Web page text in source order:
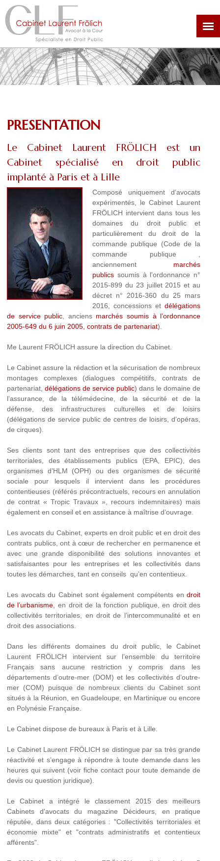
Aller
au
contenu
principal
PRESENTATION
Le Cabinet Laurent FRÖLICH est un
Cabinet spécialisé en droit public
implanté à Paris et à Lille
Composé uniquement d’avocats
expérimentés, le Cabinet Laurent
FRÖLICH intervient dans tous les
domaines du droit public et
particulièrement du droit de la
commande publique (Code de la
commande publique ,
anciennement marchés
publicssoumis à l'ordonnance n°
2015-899 du 23 juillet 2015 et au
décret n° 2016-360 du 25 mars
2016, concessions etdélégations
de service public , anciens marchés soumis à l’ordonnance
2005-649 du 6 juin 2005, contrats de partenariat).
Me Laurent FRÖLICH assure la direction du Cabinet.
Le Cabinet assure la rédaction et la sécurisation de nombreux
montages complexes (dialogues compétitifs, contrats de
partenariat, délégations de service public) dans le domaine de
l’assurance, de la télémédecine, de la sécurité et de la
défense, des infrastructures culturelles et de loisirs
(délégations de service public de centres de loisirs, d’opéras,
de cirques).
Ses clients sont tant des entreprises que des collectivités
territoriales, des établissements publics (EPA, EPIC), des
organismes d’HLM (OPH) ou des organismes de sécurité
sociale pour lesquels il intervient dans les procédures
contentieuses (référés précontractuels, recours en annulation
de contrat « Tropic Travaux », recours indemnitaires) mais
également en conseil et en assistance à maîtrise d’ouvrage.
Les avocats du Cabinet, experts en droit public et en droit des
contrats publics, ont à cœur de rechercher en permanence et
avec une grande disponibilité des solutions innovantes et
satisfaisantes pour les entreprises et les collectivités dans
toutes les démarches, tant en conseils qu’en contentieux.
Les avocats du Cabinet sont également compétents endroit
de l’urbanisme , en droit de la fonction publique, en droit des
collectivités territoriales, en droit de l’intercommunalité et en
droit des associations.
Dans les différents domaines du droit public, le Cabinet
Laurent FRÖLICH intervient sur l’ensemble du territoire
Français sans aucune restriction y compris dans les
départements d’outre-mer (DOM) et les collectivités d’outre-
mer (COM) puisque de nombreux clients du Cabinet sont
situés à la Réunion, en Guadeloupe, en Martinique ou encore
en Polynésie Française.
Le Cabinet dispose de bureaux à Paris et à Lille.
Le Cabinet Laurent FRÖLICH se distingue par sa très grande
réactivité et s’engage à répondre à toute demande dans les
heures qui suivent (voir fiche contact pour toute demande de
devis ou question juridique).
Le Cabinet a intégré le classement 2015 des meilleurs
Cabinets d'avocats du magazine Décideurs, en pratique
réputée, dans deux catégories : "Collectivités territoriales et
économie mixte" et "contrats administratifs et contentieux
afférents".